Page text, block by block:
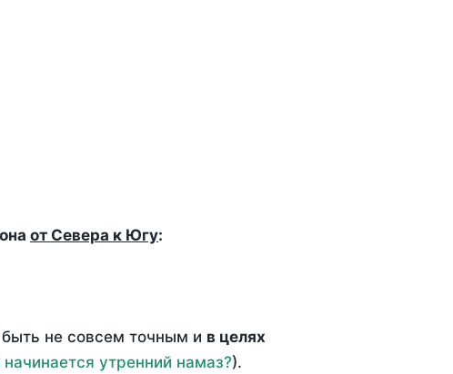
от Севера к Югу:
не совсем точным и в целях
начинается утренний намаз?).